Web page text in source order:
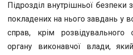
Підрозділ внутрішньої безпеки
покладених на нього завдань у
справ, крім розвідувального
органу виконавчої влади,